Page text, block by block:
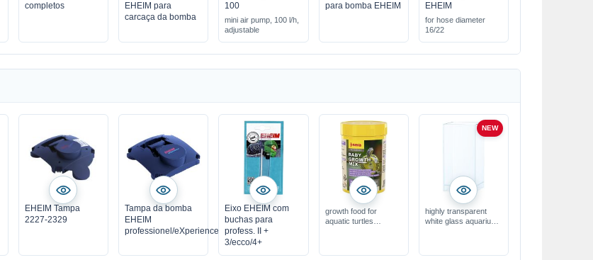
completos
EHEIM para
carcaça da bomba
100
mini air pump, 100 l/h,
adjustable
para bomba EHEIM
EHEIM
for hose diameter
16/22
EHEIM Tampa
2227-2329
Tampa da bomba
EHEIM
professionel/eXperience
Eixo EHEIM com
buchas para
profess. II +
3/ecco/4+
growth food for
aquatic turtles
NEW
highly transparent
white glass aquarium